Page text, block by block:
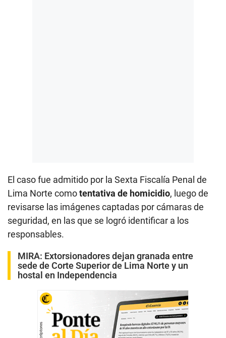
El caso fue admitido por la Sexta Fiscalía Penal de
Lima Norte comotentativa de homicidio, luego de
revisarse las imágenes captadas por cámaras de
seguridad, en las que se logró identificar a los
responsables.
MIRA: Extorsionadores dejan granada entre
sede de Corte Superior de Lima Norte y un
hostal en Independencia